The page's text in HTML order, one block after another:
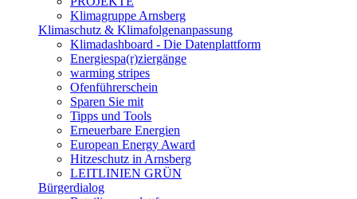
Klimagruppe Arnsberg
Klimaschutz & Klimafolgenanpassung
Klimadashboard - Die Datenplattform
Energiespa(r)ziergänge
warming stripes
Ofenführerschein
Sparen Sie mit
Tipps und Tools
Erneuerbare Energien
European Energy Award
Hitzeschutz in Arnsberg
LEITLINIEN GRÜN
Bürgerdialog